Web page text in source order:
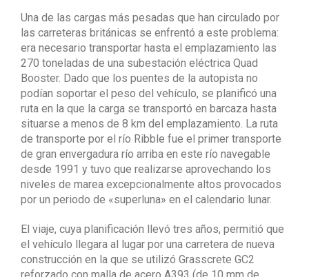
Una de las cargas más pesadas que han circulado por
las carreteras británicas se enfrentó a este problema:
era necesario transportar hasta el emplazamiento las
270 toneladas de una subestación eléctrica Quad
Booster. Dado que los puentes de la autopista no
podían soportar el peso del vehículo, se planificó una
ruta en la que la carga se transportó en barcaza hasta
situarse a menos de 8 km del emplazamiento. La ruta
de transporte por el río Ribble fue el primer transporte
de gran envergadura río arriba en este río navegable
desde 1991 y tuvo que realizarse aprovechando los
niveles de marea excepcionalmente altos provocados
por un periodo de «superluna» en el calendario lunar.
El viaje, cuya planificación llevó tres años, permitió que
el vehículo llegara al lugar por una carretera de nueva
construcción en la que se utilizó Grasscrete GC2